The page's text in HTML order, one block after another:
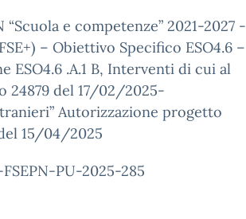
e competenze” 2021-2027 -
– Obiettivo Specifico ESO4.6 –
ESO4.6 .A.1 B, Interventi di cui al
24879 del 17/02/2025-
Autorizzazione progetto
15/04/2025
PU-2025-285